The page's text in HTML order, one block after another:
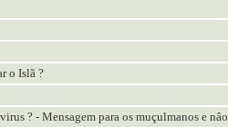
o Islã ?
? - Mensagem para os muçulmanos e nâo